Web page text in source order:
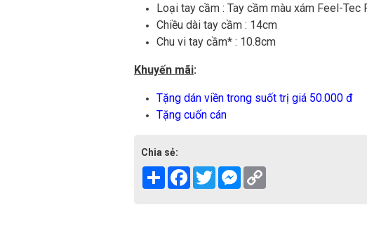
Loại tay cầm : Tay cầm màu xám Feel-Tec
Chiều dài tay cầm : 14cm
Chu vi tay cầm* : 10.8cm
Khuyến mãi:
Tặng dán viền trong suốt trị giá 50.000 đ
Tặng cuốn cán
Chia sẻ:
Share Facebook
TwitterMessenger